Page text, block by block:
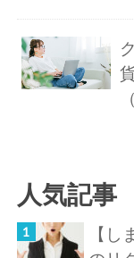
人気記事
【し